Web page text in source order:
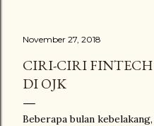
November 27, 2018
CIRI-CIRI
DI OJK
Beberapa bulan